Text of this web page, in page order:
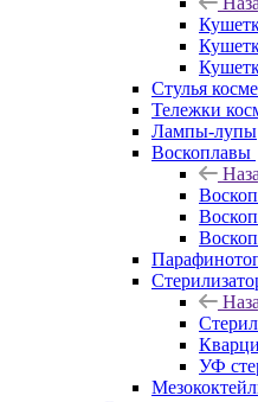
Стулья
Тележки
Лампы-лупы
Воскоплавы
УФ